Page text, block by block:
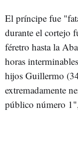
El príncipe fue
durante el cortejo
féretro hasta la
horas
hijos Guillermo
extremadamente
público número